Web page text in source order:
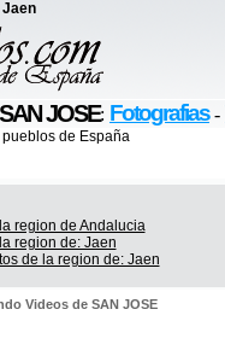
Jaen
JOSE: Fotografias-
de España
region de Andalucia
region de: Jaen
de la region de: Jaen
Videos de SAN JOSE